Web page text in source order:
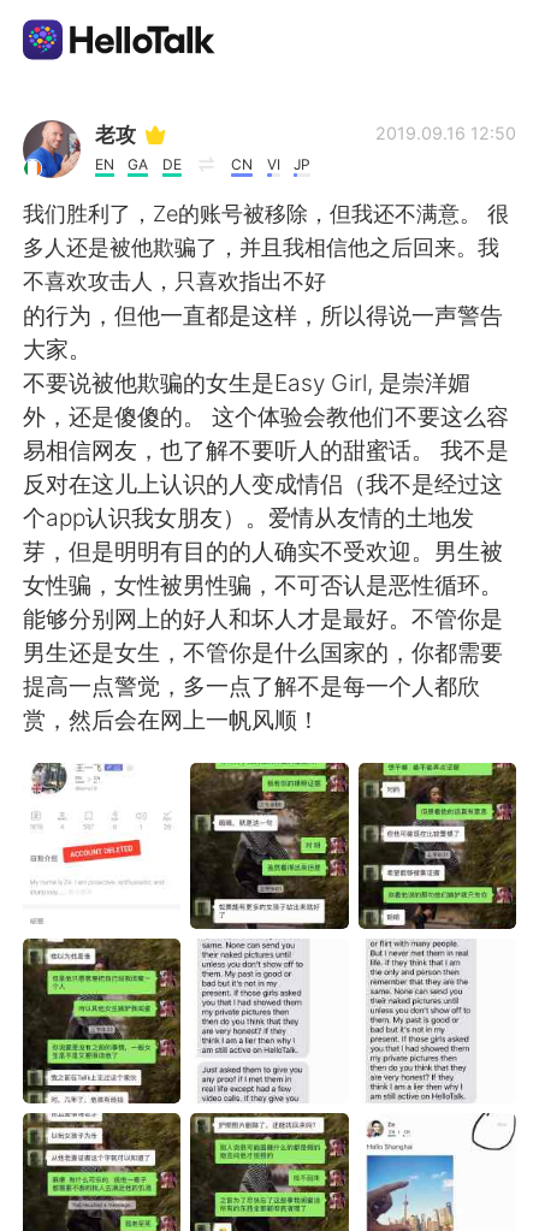
Language Exchange App
AI Grammar Checker
English
简体中文
Español العربية
Français Deutsch
日本語 한국어
Русский ไทย
Indonesia Italiano
Türkçe Tiếng Việt
Português
老攻
EN GA DE CN VI JP
2019.09.16 12:50
我们胜利了，Ze的账号被移除，但我还不满意。 很
多人还是被他欺骗了，并且我相信他之后回来。我
不喜欢攻击人，只喜欢指出不好
的行为，但他一直都是这样，所以得说一声警告
大家。
不要说被他欺骗的女生是Easy Girl, 是崇洋媚
外，还是傻傻的。 这个体验会教他们不要这么容
易相信网友，也了解不要听人的甜蜜话。 我不是
反对在这儿上认识的人变成情侣（我不是经过这
个app认识我女朋友）。爱情从友情的土地发
芽，但是明明有目的的人确实不受欢迎。男生被
女性骗，女性被男性骗，不可否认是恶性循环。
能够分别网上的好人和坏人才是最好。不管你是
男生还是女生，不管你是什么国家的，你都需要
提高一点警觉，多一点了解不是每一个人都欣
赏，然后会在网上一帆风顺！